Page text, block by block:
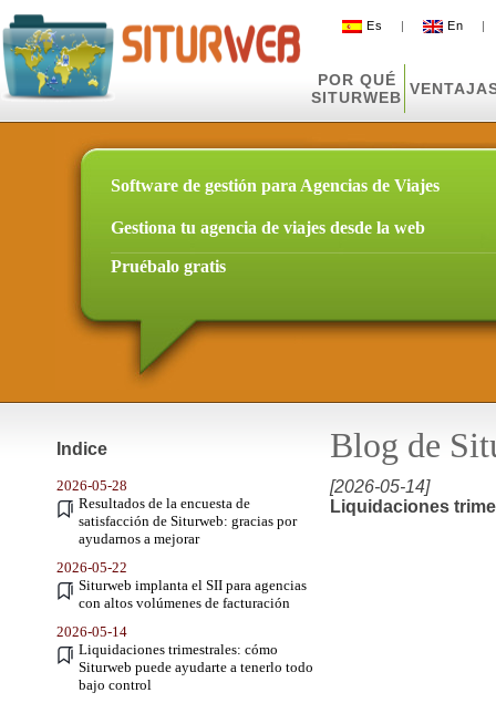
Es | En
POR QUÉ
SITURWEB
Software de gestión para Agencias de Viajes
Gestiona tu agencia de viajes desde la web
Pruébalo gratis
Indice Blog de
2026-05-28
Resultados de la encuesta de
satisfacción de Siturweb: gracias por
ayudarnos a mejorar
2026-05-22
Siturweb implanta el SII para agencias
con altos volúmenes de facturación
2026-05-14
Liquidaciones trimestrales: cómo
Siturweb puede ayudarte a tenerlo todo
bajo control
[2026-05-14]
Liquidaciones